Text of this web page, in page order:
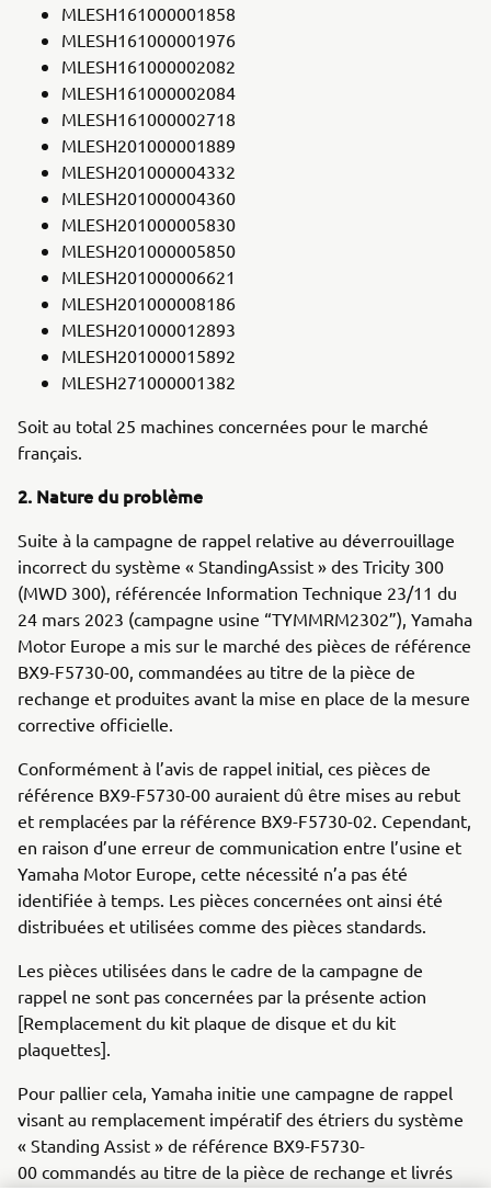
MLESH161000001858
MLESH161000001976
MLESH161000002082
MLESH161000002084
MLESH161000002718
MLESH201000001889
MLESH201000004332
MLESH201000004360
MLESH201000005830
MLESH201000005850
MLESH201000006621
MLESH201000008186
MLESH201000012893
MLESH201000015892
MLESH271000001382
Soit au total 25 machines concernées pour le marché
français.
2. Nature du problème
Suite à la campagne de rappel relative au déverrouillage
incorrect du système « StandingAssist » des Tricity 300
(MWD 300), référencée Information Technique 23/11 du
24 mars 2023 (campagne usine “TYMMRM2302”), Yamaha
Motor Europe a mis sur le marché des pièces de référence
BX9-F5730-00, commandées au titre de la pièce de
rechange et produites avant la mise en place de la mesure
corrective officielle.
Conformément à l’avis de rappel initial, ces pièces de
référence BX9-F5730-00 auraient dû être mises au rebut
et remplacées par la référence BX9-F5730-02. Cependant,
en raison d’une erreur de communication entre l’usine et
Yamaha Motor Europe, cette nécessité n’a pas été
identifiée à temps. Les pièces concernées ont ainsi été
distribuées et utilisées comme des pièces standards.
Les pièces utilisées dans le cadre de la campagne de
rappel ne sont pas concernées par la présente action
[Remplacement du kit plaque de disque et du kit
plaquettes].
Pour pallier cela, Yamaha initie une campagne de rappel
visant au remplacement impératif des étriers du système
« Standing Assist » de référence BX9-F5730-
00 commandés au titre de la pièce de rechange et livrés